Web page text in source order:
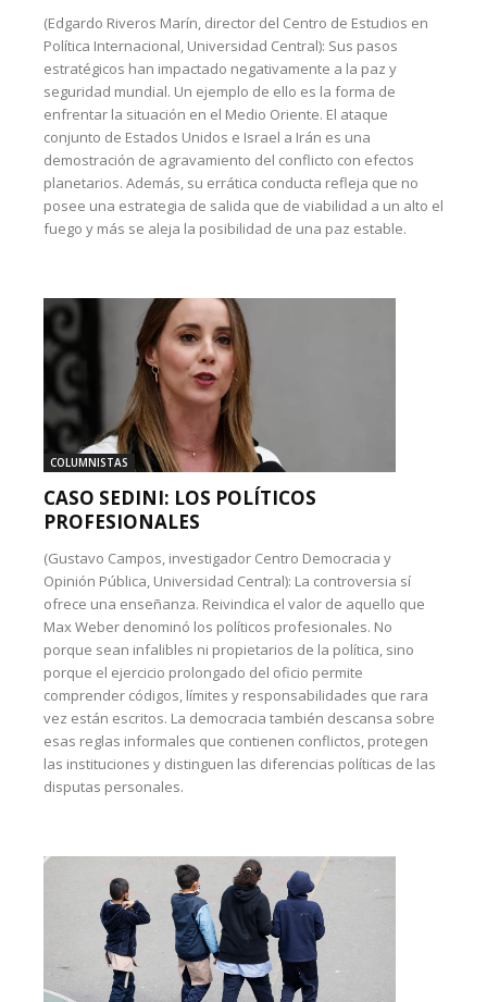
(Edgardo Riveros Marín, director del Centro de Estudios en
Política Internacional, Universidad Central): Sus pasos
estratégicos han impactado negativamente a la paz y
seguridad mundial. Un ejemplo de ello es la forma de
enfrentar la situación en el Medio Oriente. El ataque
conjunto de Estados Unidos e Israel a Irán es una
demostración de agravamiento del conflicto con efectos
planetarios. Además, su errática conducta refleja que no
posee una estrategia de salida que de viabilidad a un alto el
fuego y más se aleja la posibilidad de una paz estable.
COLUMNISTAS
CASO SEDINI: LOS POLÍTICOS
PROFESIONALES
(Gustavo Campos, investigador Centro Democracia y
Opinión Pública, Universidad Central): La controversia sí
ofrece una enseñanza. Reivindica el valor de aquello que
Max Weber denominó los políticos profesionales. No
porque sean infalibles ni propietarios de la política, sino
porque el ejercicio prolongado del oficio permite
comprender códigos, límites y responsabilidades que rara
vez están escritos. La democracia también descansa sobre
esas reglas informales que contienen conflictos, protegen
las instituciones y distinguen las diferencias políticas de las
disputas personales.